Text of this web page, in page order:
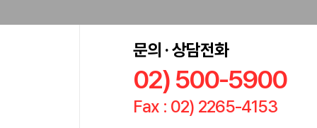
문의 · 상담전화
02) 500-5900
Fax : 02) 2265-4153